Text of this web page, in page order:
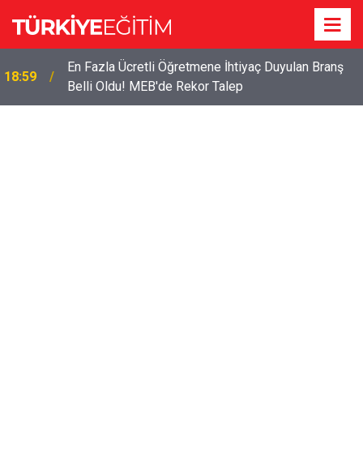
18:59
En Fazla Ücretli Öğretmene İhtiyaç Duyulan Branş
Belli Oldu! MEB'de Rekor Talep